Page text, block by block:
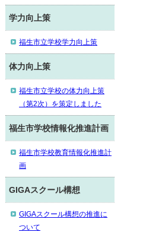
学力向上策
福生市立学校学力向上策
体力向上策
福生市立学校の体力向上策
（第2次）を策定しました
福生市学校情報化推進計画
福生市学校教育情報化推進計
画
GIGAスクール構想
GIGAスクール構想の推進に
ついて